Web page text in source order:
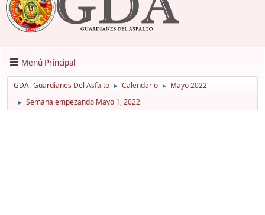
Menú Principal
GDA.-Guardianes Del Asfalto ► Calendario ► Mayo 2022
► Semana empezando Mayo 1, 2022